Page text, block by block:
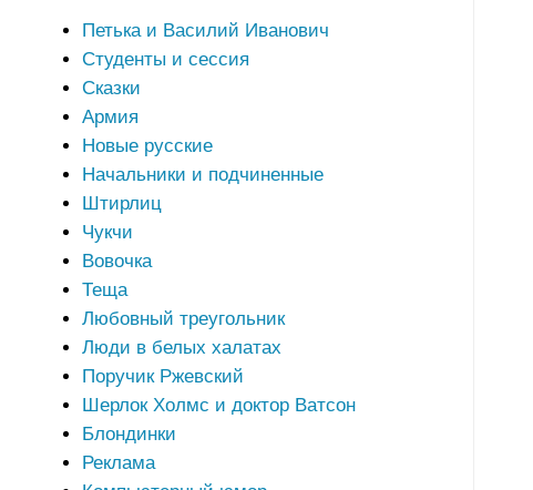
Петька и Василий Иванович
Студенты и сессия
Сказки
Армия
Новые русские
Начальники и подчиненные
Штирлиц
Чукчи
Вовочка
Теща
Любовный треугольник
Люди в белых халатах
Поручик Ржевский
Шерлок Холмс и доктор Ватсон
Блондинки
Реклама